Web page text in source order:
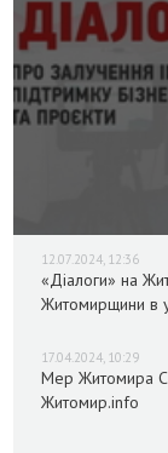
12.07.2024, 12:36
«Діалоги» на
Житомирщини в
17.04.2024, 10:29
Мер Житомира
Житомир.info